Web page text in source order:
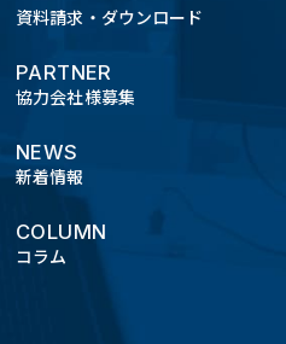
資料請求・ダウンロード
PARTNER
協力会社様募集
NEWS
新着情報
COLUMN
コラム